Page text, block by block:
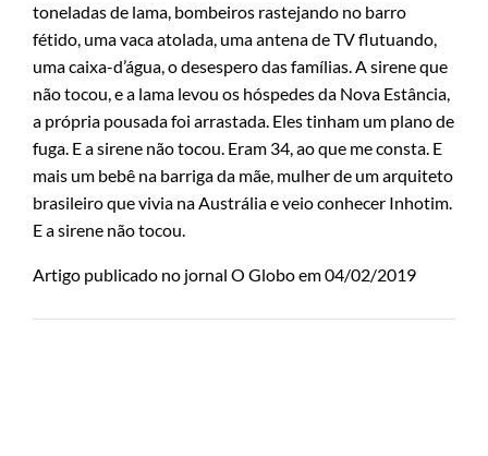
toneladas de lama, bombeiros rastejando no barro
fétido, uma vaca atolada, uma antena de TV flutuando,
uma caixa-d’água, o desespero das famílias. A sirene que
não tocou, e a lama levou os hóspedes da Nova Estância,
a própria pousada foi arrastada. Eles tinham um plano de
fuga. E a sirene não tocou. Eram 34, ao que me consta. E
mais um bebê na barriga da mãe, mulher de um arquiteto
brasileiro que vivia na Austrália e veio conhecer Inhotim.
E a sirene não tocou.
Artigo publicado no jornal O Globo em 04/02/2019